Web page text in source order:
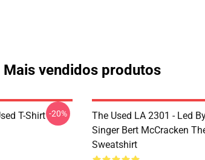
Mais vendidos produtos
T-Shirt -20%
The Used LA 2301 - Led
Singer Bert McCracken
Sweatshirt